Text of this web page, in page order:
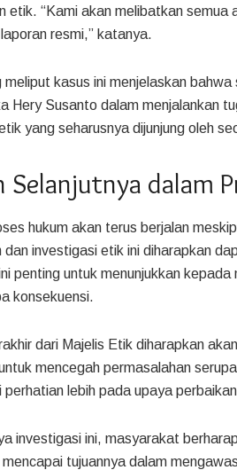
etik. “Kami akan melibatkan
resmi,” katanya.
meliput kasus ini menjelaskan
Hery Susanto dalam menjalankan
yang seharusnya dijunjung oleh
Selanjutnya dalam
hukum akan terus berjalan
dan investigasi etik ini diharapkan
penting untuk menunjukkan
konsekuensi.
dari Majelis Etik diharapkan
mencegah permasalahan
perhatian lebih pada upaya
investigasi ini, masyarakat
tujuannya dalam